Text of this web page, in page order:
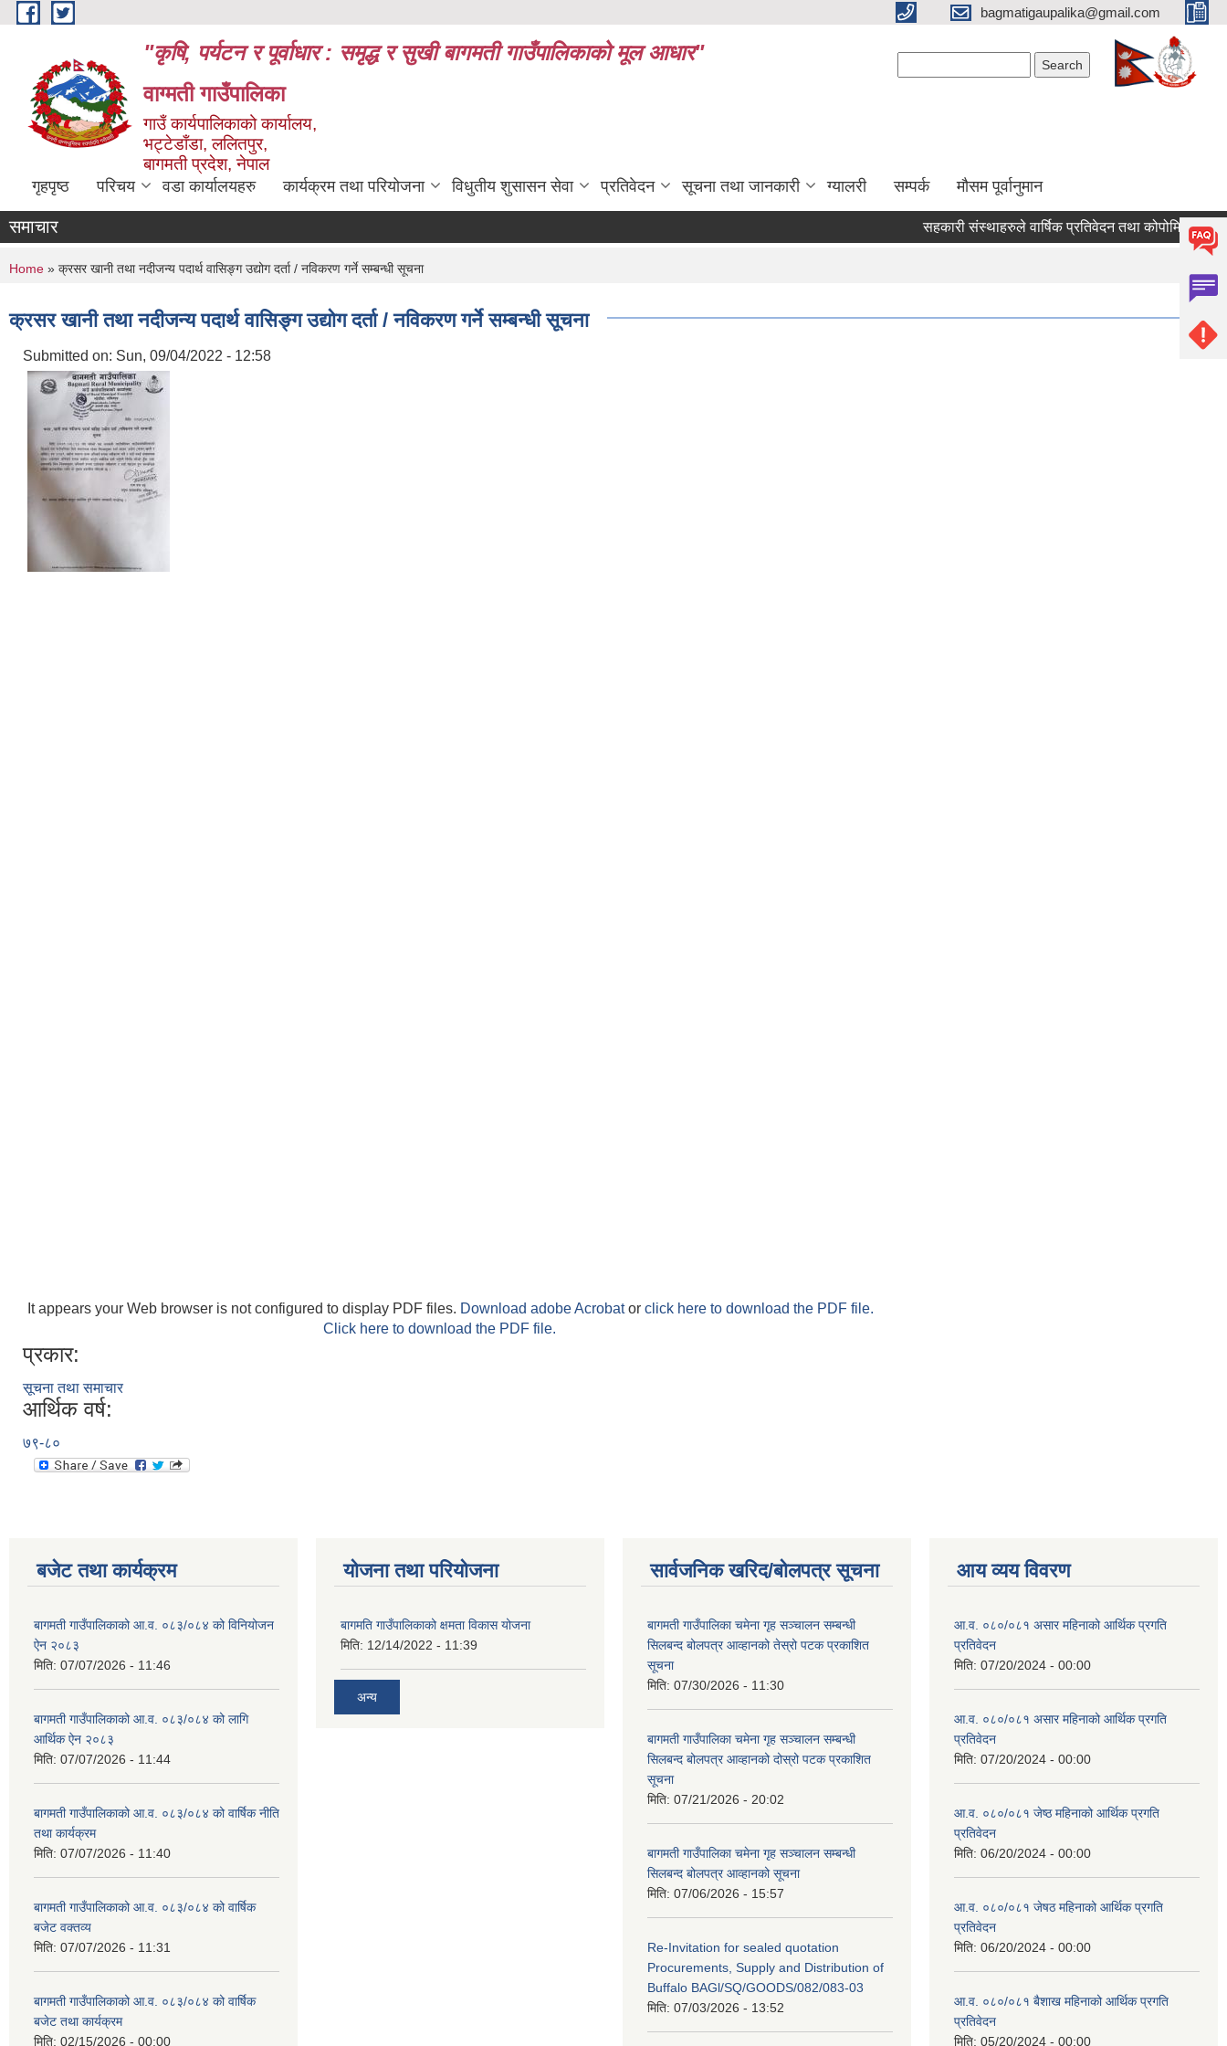
Skip to main content bagmatigaupalika@gmail.com
"कृषि, पर्यटन र पूर्वाधार : समृद्ध र सुखी बागमती गाउँपालिकाको मूल आधार"
वाग्मती गाउँपालिका
गाउँ कार्यपालिकाको कार्यालय,
भट्टेडाँडा, ललितपुर,
बागमती प्रदेश, नेपाल
गृहपृष्ठ परिचय वडा कार्यालयहरु कार्यक्रम तथा परियोजना विधुतीय शुसासन सेवा प्रतिवेदन सूचना तथा जानकारी ग्यालरी सम्पर्क मौसम पूर्वानुमान
समाचार सहकारी संस्थाहरुले वार्षिक प्रतिवेदन तथा कोपोमिस
You are here
Home » क्रसर खानी तथा नदीजन्य पदार्थ वासिङ्ग उद्योग दर्ता / नविकरण गर्ने सम्बन्धी सूचना
क्रसर खानी तथा नदीजन्य पदार्थ वासिङ्ग उद्योग दर्ता / नविकरण गर्ने सम्बन्धी सूचना
Submitted on: Sun, 09/04/2022 - 12:58
It appears your Web browser is not configured to display PDF files. Download adobe Acrobator click here to download the PDF file.
Click here to download the PDF file.
प्रकार:
सूचना तथा समाचार
आर्थिक वर्ष:
७९-८०
बजेट तथा कार्यक्रम
बागमती गाउँपालिकाको आ.व. ०८३/०८४ को विनियोजन
ऐन २०८३
मिति: 07/07/2026 - 11:46
बागमती गाउँपालिकाको आ.व. ०८३/०८४ को लागि
आर्थिक ऐन २०८३
मिति: 07/07/2026 - 11:44
बागमती गाउँपालिकाको आ.व. ०८३/०८४ को वार्षिक नीति
तथा कार्यक्रम
मिति: 07/07/2026 - 11:40
बागमती गाउँपालिकाको आ.व. ०८३/०८४ को वार्षिक
बजेट वक्तव्य
मिति: 07/07/2026 - 11:31
बागमती गाउँपालिकाको आ.व. ०८३/०८४ को वार्षिक
बजेट तथा कार्यक्रम
मिति: 02/15/2026 - 00:00
योजना तथा परियोजना
बागमति गाउँपालिकाको क्षमता विकास योजना
मिति: 12/14/2022 - 11:39
अन्य
सार्वजनिक खरिद/बोलपत्र सूचना
बागमती गाउँपालिका चमेना गृह सञ्चालन सम्बन्धी
सिलबन्द बोलपत्र आव्हानको तेस्रो पटक प्रकाशित
सूचना
मिति: 07/30/2026 - 11:30
बागमती गाउँपालिका चमेना गृह सञ्चालन सम्बन्धी
सिलबन्द बोलपत्र आव्हानको दोस्रो पटक प्रकाशित
सूचना
मिति: 07/21/2026 - 20:02
बागमती गाउँपालिका चमेना गृह सञ्चालन सम्बन्धी
सिलबन्द बोलपत्र आव्हानको सूचना
मिति: 07/06/2026 - 15:57
Re-Invitation for sealed quotation
Procurements, Supply and Distribution of
Buffalo BAGl/SQ/GOODS/082/083-03
मिति: 07/03/2026 - 13:52
आय व्यय विवरण
आ.व. ०८०/०८१ असार महिनाको आर्थिक प्रगति
प्रतिवेदन
मिति: 07/20/2024 - 00:00
आ.व. ०८०/०८१ असार महिनाको आर्थिक प्रगति
प्रतिवेदन
मिति: 07/20/2024 - 00:00
आ.व. ०८०/०८१ जेष्ठ महिनाको आर्थिक प्रगति
प्रतिवेदन
मिति: 06/20/2024 - 00:00
आ.व. ०८०/०८१ जेषठ महिनाको आर्थिक प्रगति
प्रतिवेदन
मिति: 06/20/2024 - 00:00
आ.व. ०८०/०८१ बैशाख महिनाको आर्थिक प्रगति
प्रतिवेदन
मिति: 05/20/2024 - 00:00